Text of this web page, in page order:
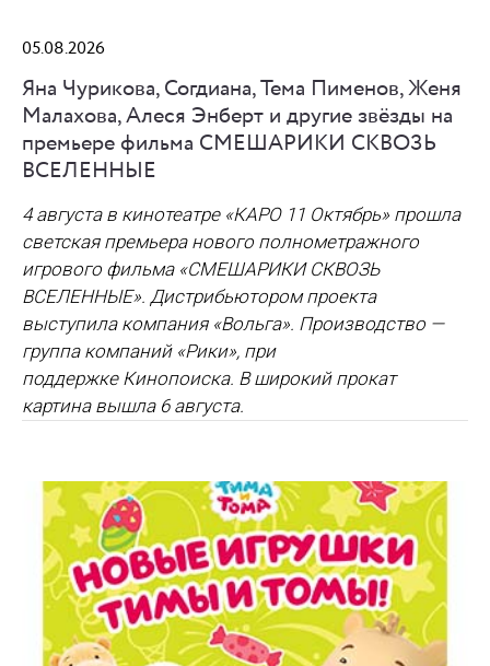
05.08.2026
Яна Чурикова, Согдиана, Тема Пименов, Женя
Малахова, Алеся Энберт и другие звёзды на
премьере фильма СМЕШАРИКИ СКВОЗЬ
ВСЕЛЕННЫЕ
4 августа в кинотеатре «КАРО 11 Октябрь» прошла
светская премьера нового полнометражного
игрового фильма «СМЕШАРИКИ СКВОЗЬ
ВСЕЛЕННЫЕ». Дистрибьютором проекта
выступила компания «Вольга». Производство —
группа компаний «Рики», при
поддержке Кинопоиска. В широкий прокат
картина вышла 6 августа.